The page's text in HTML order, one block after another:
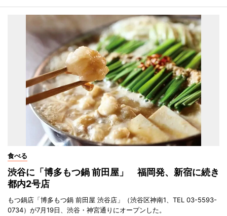
食べる
渋谷に「博多もつ鍋 前田屋」 福岡発、新宿に続き
都内2号店
もつ鍋店「博多もつ鍋 前田屋 渋谷店」（渋谷区神南1、TEL 03-5593-
0734）が7月19日、渋谷・神宮通りにオープンした。